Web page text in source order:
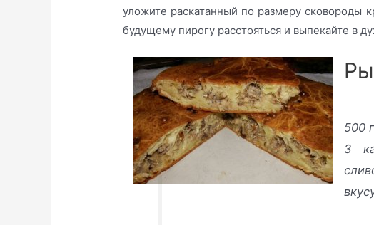
уложите раскатанный по размеру сковороды
будущему пирогу расстояться и выпекайте в
500
3